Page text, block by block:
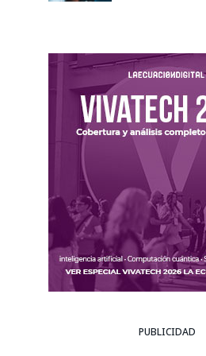
PUBLICIDAD